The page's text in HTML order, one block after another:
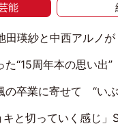
能
「真冬のかき氷」騒動で火花散らす！ 因縁の裏にあるのは、
思い出” 大食い特訓・守護霊企画・制服グラ
に寄せて “いぶくる”の絆と後
っていく感じ」STU48中村舞、新